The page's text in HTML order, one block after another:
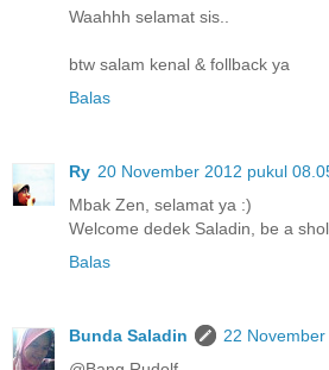
Waahhh selamat sis..
btw salam kenal & follback ya
Balas
Ry 20 November 2012 pukul
Mbak Zen, selamat ya :)
Welcome dedek Saladin, be a
Balas
Bunda Saladin
22